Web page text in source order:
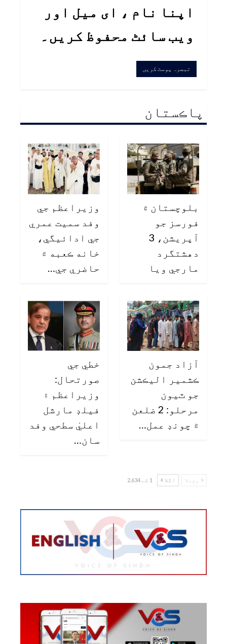
اپنا نام ، ای میل اور
ویب سائٹ محفوظ کریں۔
پاڪستان
بلوچستان ۾
فورسز جو
آپريشن، 3
دهشتگرد
مارجي ويا
وزيراعظم جي
وفد سميت عمري
جي ادائيگي،
خانه ڪعبه ۾
حاضري جي…
آزاد جمون
ڪشمير اليڪشن
جو ٽيون
مرحلو: 2 ضلعن
۾ چونڊ عمل…
خطي جي
صورتحال:
وزيراعظم ۽
فيلڊ مارشل
اعليٰ سطحي وفد
سان…
پچھلا اگلا 1 کے 2,634